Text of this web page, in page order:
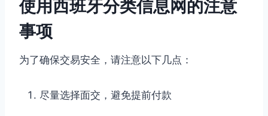
使用西班牙分类信息网的注意
事项
为了确保交易安全，请注意以下几点：
尽量选择面交，避免提前付款